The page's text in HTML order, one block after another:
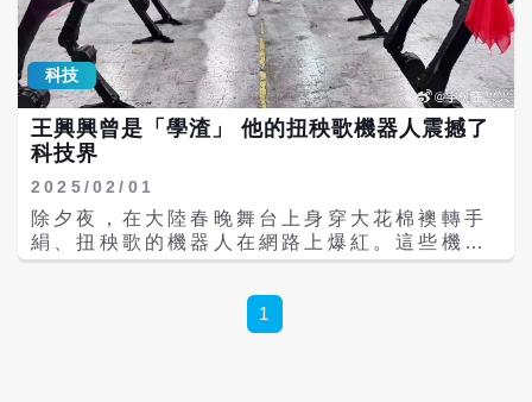
科技
王興興曾是「學渣」 他的扭秧歌機器人震撼了
科技界
2025/02/01
除夕夜，在大陸春晚舞台上身穿大花棉襖轉手
絹、扭秧歌的機器人在網路上爆紅。這些機器
人背後的公司是宇樹科技，其創始人兼CEO是
路充滿坎坷的學渣嗎？ 王興興相比於17歲考
上浙大的學霸梁文鋒，稱他為學渣也不為過。
1